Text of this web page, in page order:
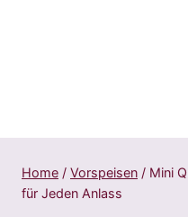
Home / Vorspeisen / Mini
für Jeden Anlass